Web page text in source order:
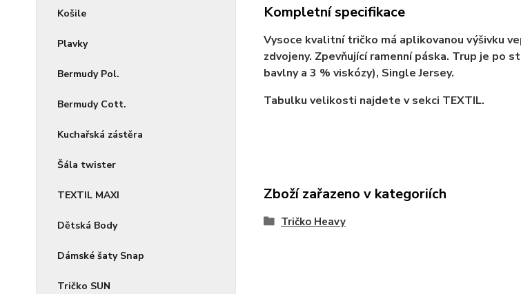
Košile
Plavky
Bermudy Pol.
Bermudy Cott.
Kuchařská zástěra
Šála twister
TEXTIL MAXI
Dětská Body
Dámské šaty Snap
Tričko SUN
Kompletní specifikace
Vysoce kvalitní tričko má aplikovanou výšivku
zdvojeny. Zpevňující ramenní páska. Trup je po
bavlny a 3 % viskózy), Single Jersey.
Tabulku velikosti najdete v sekci TEXTIL.
Zboží zařazeno v kategoriích
Tričko Heavy